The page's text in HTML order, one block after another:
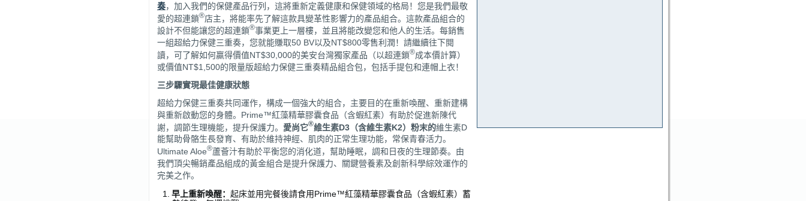
奏，加入我們的保健產品行列，這將重新定義健康和保健領域的格局！您是我們最敬
愛的超連鎖®店主，將能率先了解這款具變革性影響力的產品組合。這款產品組合的
設計不但能讓您的超連鎖®事業更上一層樓，並且將能改變您和他人的生活。每銷售
一組超給力保健三重奏，您就能賺取50 BV以及NT$800零售利潤！請繼續往下閱
讀，可了解如何贏得價值NT$30,000的美安台灣獨家產品（以超連鎖®成本價計算）
或價值NT$1,500的限量版超給力保健三重奏精品組合包，包括手提包和連帽上衣！
三步驟實現最佳健康狀態
超給力保健三重奏共同運作，構成一個強大的組合，主要目的在重新喚醒、重新建構
與重新啟動您的身體。Prime™紅藻精華膠囊食品（含蝦紅素）有助於促進新陳代
謝，調節生理機能，提升保護力。 愛尚它®維生素D3 （含維生素K2）粉末的維生素D
能幫助骨骼生長發育、有助於維持神經、肌肉的正常生理功能，常保青春活力。
Ultimate Aloe®蘆薈汁有助於平衡您的消化道，幫助睡眠，調和日夜的生理節奏。由
我們頂尖暢銷產品組成的黃金組合是提升保護力、關鍵營養素及創新科學綜效運作的
完美之作。
早上重新喚醒： 起床並用完餐後請食用Prime™紅藻精華膠囊食品（含蝦紅素）蓄